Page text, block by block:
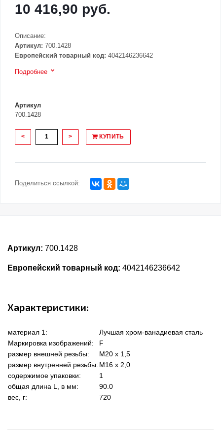
10 416,90 руб.
Описание:
Артикул: 700.1428
Европейский товарный код: 4042146236642
Подробнее
Артикул
700.1428
< > КУПИТЬ
Поделиться ссылкой:
Артикул: 700.1428
Европейский товарный код: 4042146236642
Характеристики:
материал 1:
Лучшая хром-ванадиевая сталь
Маркировка изображений:
F
размер внешней резьбы:
M20 x 1,5
размер внутренней резьбы: M16 x 2,0
содержимое упаковки:
1
общая длина L, в мм:
90.0
вес, г:
720